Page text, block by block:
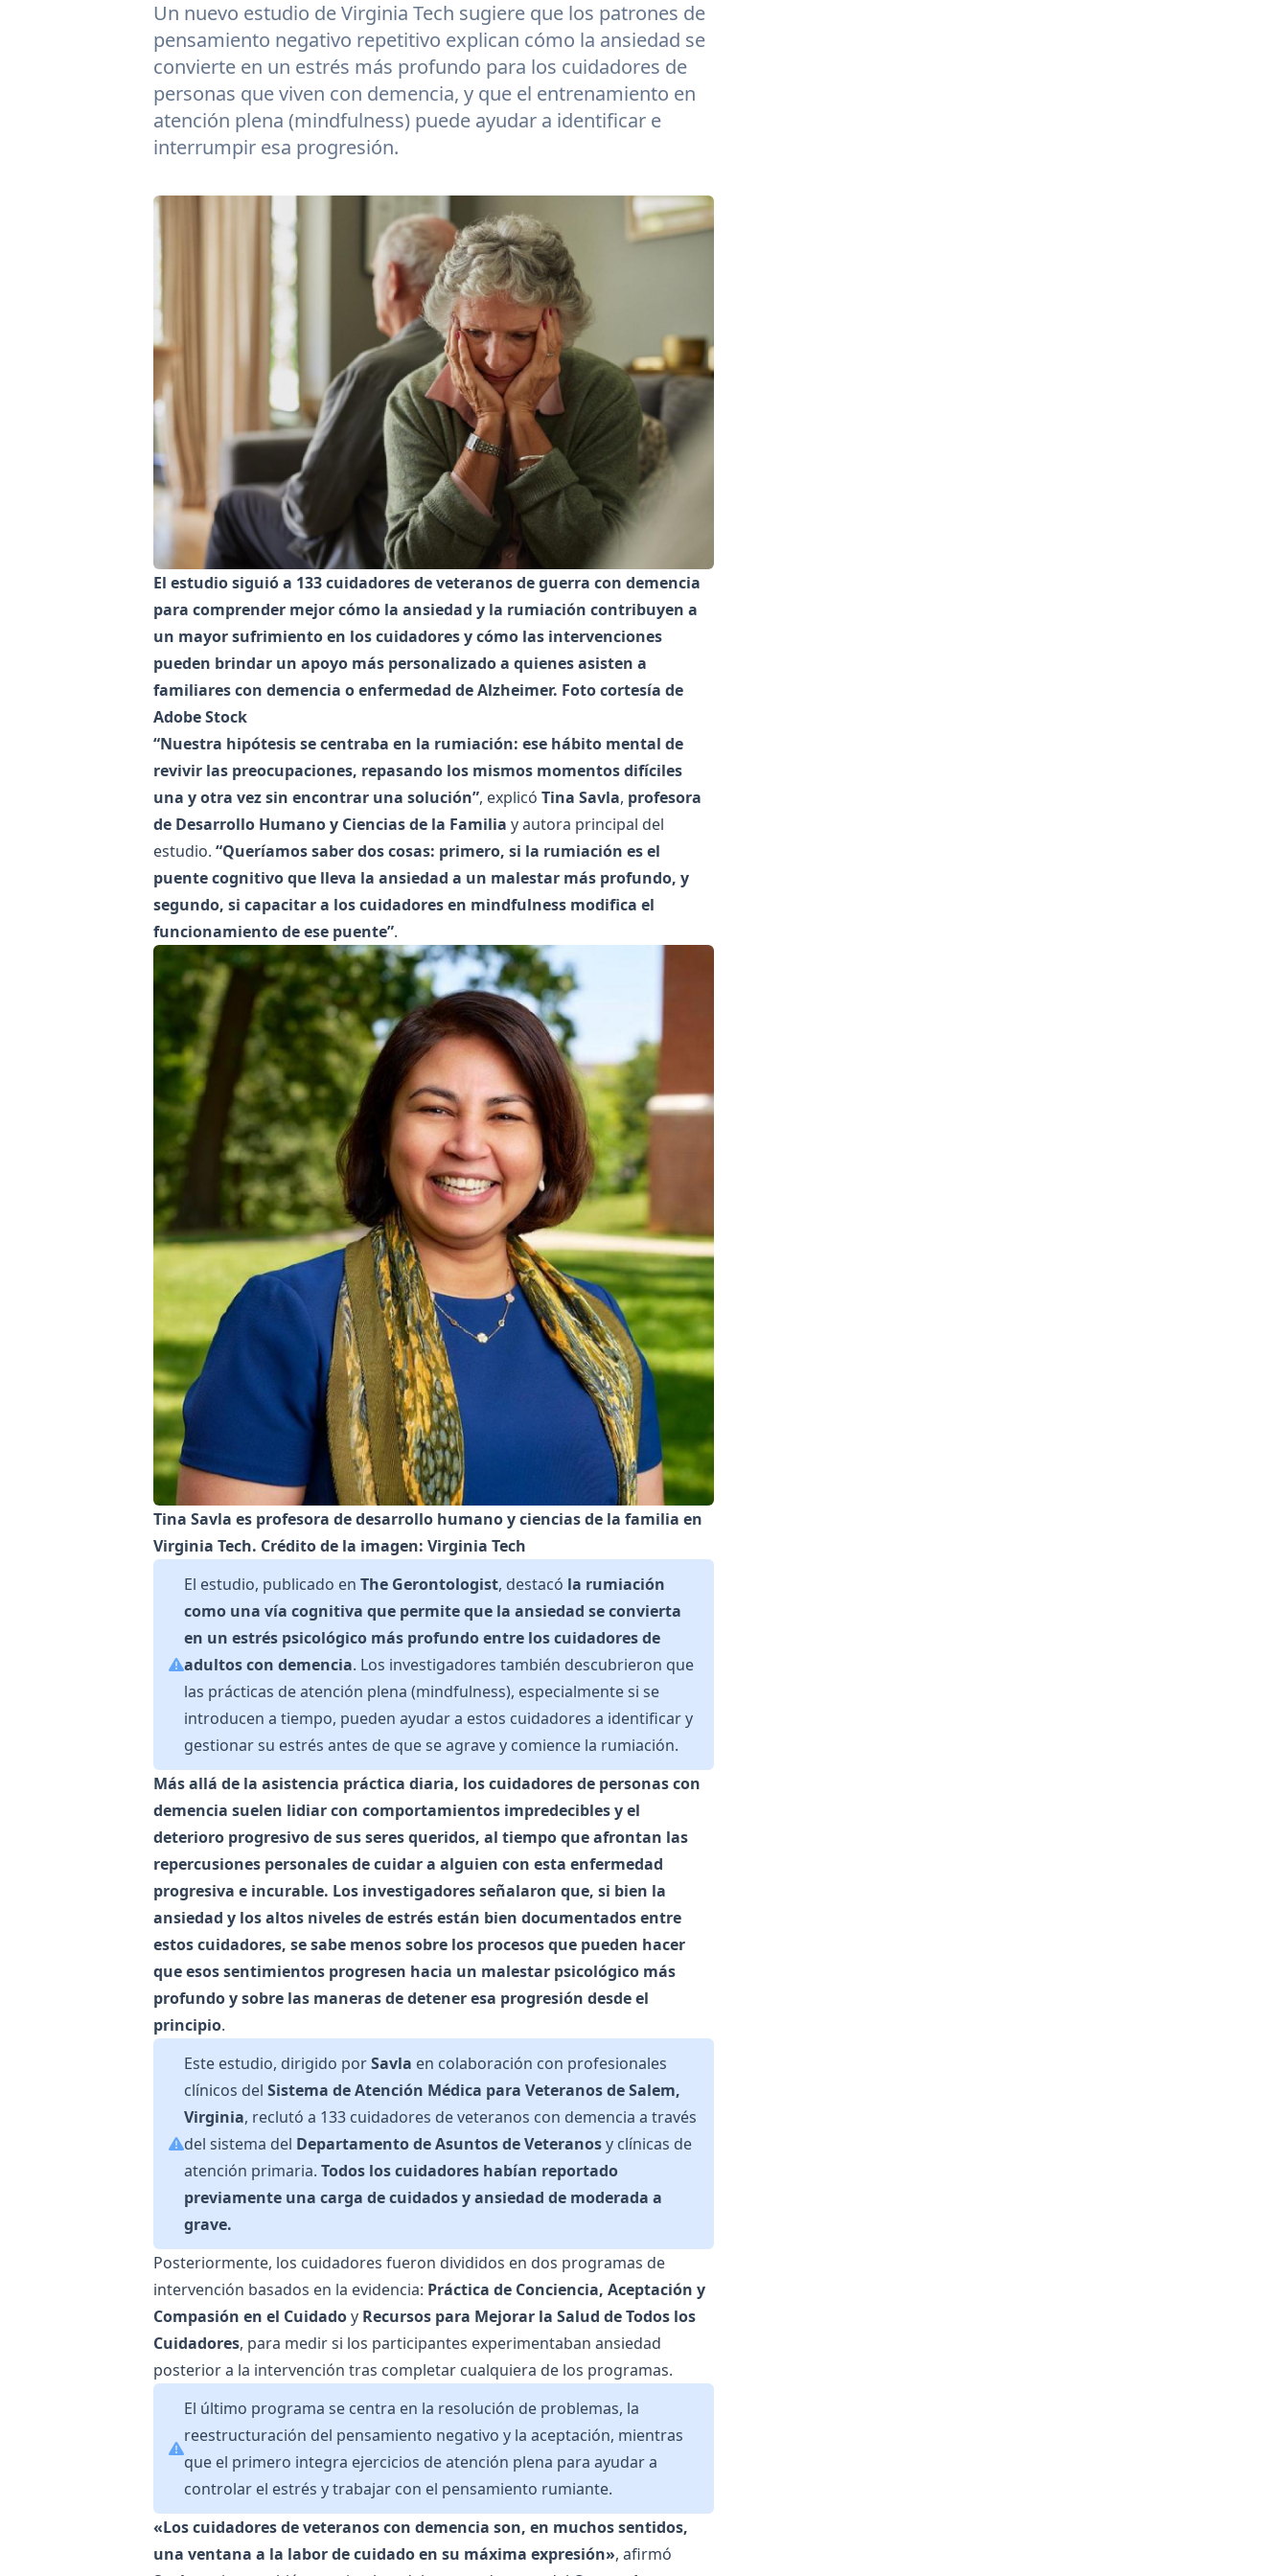
Un nuevo estudio de Virginia Tech sugiere que los patrones de
pensamiento negativo repetitivo explican cómo la ansiedad se
convierte en un estrés más profundo para los cuidadores de
personas que viven con demencia, y que el entrenamiento en
atención plena (mindfulness) puede ayudar a identificar e
interrumpir esa progresión.
El estudio siguió a 133 cuidadores de veteranos de guerra con demencia
para comprender mejor cómo la ansiedad y la rumiación contribuyen a
un mayor sufrimiento en los cuidadores y cómo las intervenciones
pueden brindar un apoyo más personalizado a quienes asisten a
familiares con demencia o enfermedad de Alzheimer. Foto cortesía de
Adobe Stock
“Nuestra hipótesis se centraba en la rumiación: ese hábito mental de
revivir las preocupaciones, repasando los mismos momentos difíciles
una y otra vez sin encontrar una solución”, explicó Tina Savla, profesora
de Desarrollo Humano y Ciencias de la Familia y autora principal del
estudio. “Queríamos saber dos cosas: primero, si la rumiación es el
puente cognitivo que lleva la ansiedad a un malestar más profundo, y
segundo, si capacitar a los cuidadores en mindfulness modifica el
funcionamiento de ese puente”.
Tina Savla es profesora de desarrollo humano y ciencias de la familia en
Virginia Tech. Crédito de la imagen: Virginia Tech
El estudio, publicado en The Gerontologist, destacó la rumiación
como una vía cognitiva que permite que la ansiedad se convierta
en un estrés psicológico más profundo entre los cuidadores de
adultos con demencia. Los investigadores también descubrieron que
las prácticas de atención plena (mindfulness), especialmente si se
introducen a tiempo, pueden ayudar a estos cuidadores a identificar y
gestionar su estrés antes de que se agrave y comience la rumiación.
Más allá de la asistencia práctica diaria, los cuidadores de personas con
demencia suelen lidiar con comportamientos impredecibles y el
deterioro progresivo de sus seres queridos, al tiempo que afrontan las
repercusiones personales de cuidar a alguien con esta enfermedad
progresiva e incurable. Los investigadores señalaron que, si bien la
ansiedad y los altos niveles de estrés están bien documentados entre
estos cuidadores, se sabe menos sobre los procesos que pueden hacer
que esos sentimientos progresen hacia un malestar psicológico más
profundo y sobre las maneras de detener esa progresión desde el
principio.
Este estudio, dirigido porSavla en colaboración con profesionales
clínicos del Sistema de Atención Médica para Veteranos de Salem,
Virginia, reclutó a 133 cuidadores de veteranos con demencia a través
del sistema del Departamento de Asuntos de Veteranosy clínicas de
atención primaria. Todos los cuidadores habían reportado
previamente una carga de cuidados y ansiedad de moderada a
grave.
Posteriormente, los cuidadores fueron divididos en dos programas de
intervención basados ​​en la evidencia: Práctica de Conciencia, Aceptación y
Compasión en el Cuidadoy Recursos para Mejorar la Salud de Todos los
Cuidadores, para medir si los participantes experimentaban ansiedad
posterior a la intervención tras completar cualquiera de los programas.
El último programa se centra en la resolución de problemas, la
reestructuración del pensamiento negativo y la aceptación, mientras
que el primero integra ejercicios de atención plena para ayudar a
controlar el estrés y trabajar con el pensamiento rumiante.
«Los cuidadores de veteranos con demencia son, en muchos sentidos,
una ventana a la labor de cuidado en su máxima expresión», afirmó